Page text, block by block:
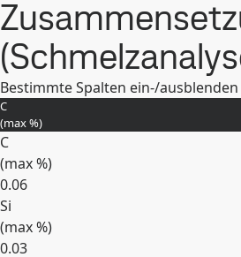
Bestimmte Spalten ein-/ausblenden
C
(max%)
C
(max%)
0.06
Si
(max%)
0.03